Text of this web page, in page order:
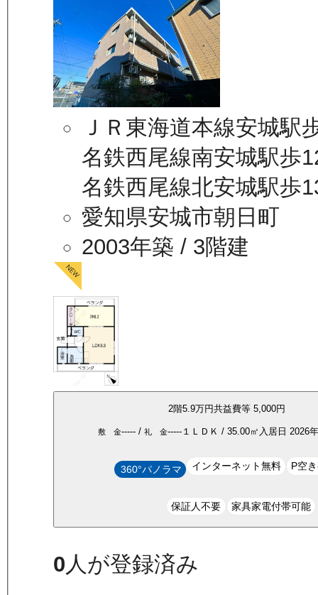
ＪＲ東海道本線安城駅
名鉄西尾線南安城駅歩
名鉄西尾線北安城駅歩
愛知県安城市朝日町
2003年築 / 3階建
2階5.9万円共益費等5,000円
敷 金-----/ 礼 金-----１ＬＤＫ / 35.00㎡ 入居日 2026
360°パノラマ インターネット無料 P空
保証人不要 家具家電付帯可能
0 人が登録済み